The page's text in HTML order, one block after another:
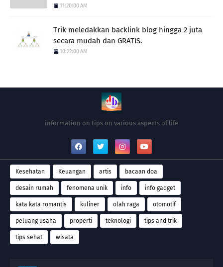
11:20:00 AM
Trik meledakkan backlink blog hingga 2 juta
secara mudah dan GRATIS.
10:22:00 AM
information on tips on various aspects of life
Kesehatan Keuangan artis bacaan doa
desain rumah fenomena unik info info gadget
kata kata romantis kuliner olah raga otomotif
peluang usaha properti teknologi tips and trik
tips sehat wisata